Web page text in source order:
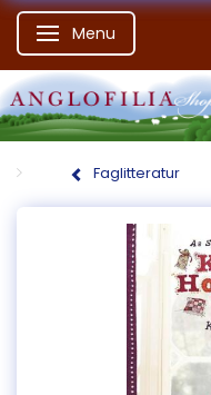
Skifte navigation
Menu
Faglitteratur